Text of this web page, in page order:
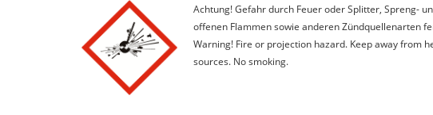
Achtung! Gefahr durch Feuer oder Splitter, Spreng-
offenen Flammen sowie anderen Zündquellenarten
Warning! Fire or projection hazard. Keep away from
sources. No smoking.